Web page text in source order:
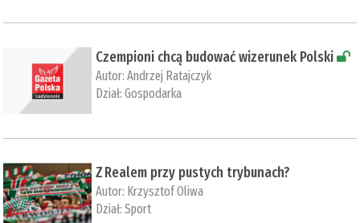
Czempioni chcą budować wizerunek Polski
Autor:Andrzej Ratajczyk
Dział:Gospodarka
Z Realem przy pustych trybunach?
Autor: Krzysztof Oliwa
Dział:Sport